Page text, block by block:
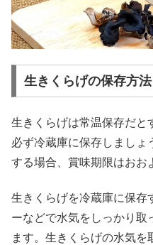
生きくらげの保存方法
生きくらげは常温保存だと
必ず冷蔵庫に保存しましょ
する場合、賞味期限はおお
生きくらげを冷蔵庫に保存
ーなどで水気をしっかり取
ます。生きくらげの水気を